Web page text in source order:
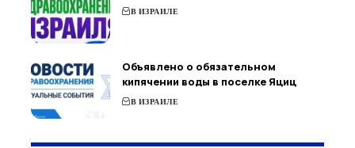
В ИЗРАИЛЕ
Объявлено о обязательном
кипячении воды в поселке Яциц
В ИЗРАИЛЕ